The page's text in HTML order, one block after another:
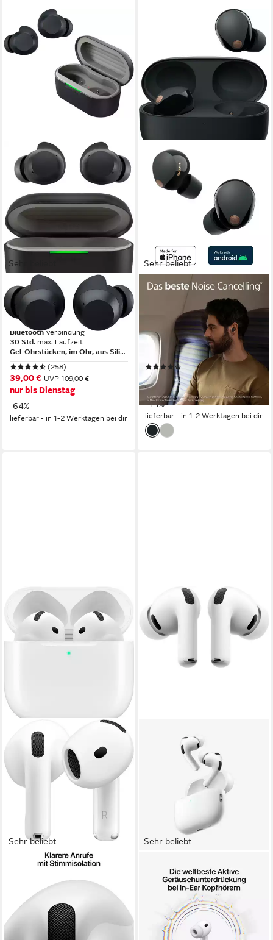
Sehr beliebt
LG
xboom Buds Lite wireless In-
Ear-Kopfhörer
Bluetooth Verbindung
30 Std. max. Laufzeit
Gel-Ohrstücken, im Ohr, aus Silikon
(258)
39,00 € UVP 109,00 €
nur bis Dienstag
-64%
lieferbar - in 1-2 Werktagen bei dir
Sehr beliebt
SONY
WF-1000XM5 wireless In-
Ear-Kopfhörer
Bluetooth
Verbindung
8 Std.
max. Laufzeit
im Ohr
Sitzart
(83)
ab 179,00 € UVP
319,00 €
16,35 €mtl. in 12 Raten
-44%
lieferbar - in 1-2 Werktagen bei dir
Sehr beliebt
AirPods 4 wireless In-Ear-
Kopfhörer
Bluetooth
Verbindung
5 Std.
max. Laufzeit
Bluetooth
Sehr beliebt
AirPods Pro 3 wireless In-
Ear-Kopfhörer
Bluetooth Verbindung
10 Std. max. Laufzeit
Bluetooth